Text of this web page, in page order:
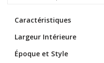
Caractéristiques
Largeur Intérieure
Époque et Style